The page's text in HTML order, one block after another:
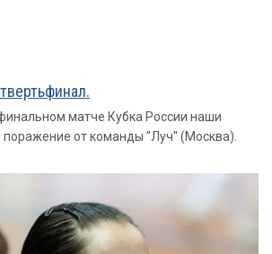
матче Кубка России наши
поражение от команды "Луч" (Москва).